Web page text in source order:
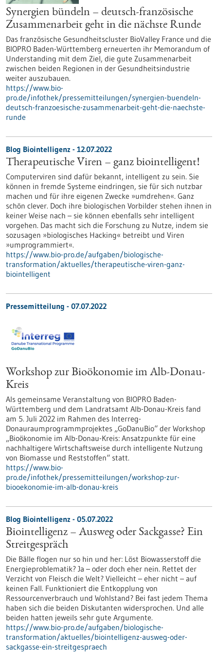
Synergien bündeln – deutsch-französische
Zusammenarbeit geht in die nächste Runde
Das französische Gesundheitscluster BioValley France und die
BIOPRO Baden-Württemberg erneuerten ihr Memorandum of
Understanding mit dem Ziel, die gute Zusammenarbeit
zwischen beiden Regionen in der Gesundheitsindustrie
weiter auszubauen.
https://www.bio-
pro.de/infothek/pressemitteilungen/synergien-buendeln-
deutsch-franzoesische-zusammenarbeit-geht-die-naechste-
runde
Blog Biointelligenz - 12.07.2022
Therapeutische Viren – ganz biointelligent!
Computerviren sind dafür bekannt, intelligent zu sein. Sie
können in fremde Systeme eindringen, sie für sich nutzbar
machen und für ihre eigenen Zwecke »umdrehen«. Ganz
schön clever. Doch ihre biologischen Vorbilder stehen ihnen in
keiner Weise nach – sie können ebenfalls sehr intelligent
vorgehen. Das macht sich die Forschung zu Nutze, indem sie
sozusagen »biologisches Hacking« betreibt und Viren
»umprogrammiert«.
https://www.bio-pro.de/aufgaben/biologische-
transformation/aktuelles/therapeutische-viren-ganz-
biointelligent
Pressemitteilung - 07.07.2022
Workshop zur Bioökonomie im Alb-Donau-
Kreis
Als gemeinsame Veranstaltung von BIOPRO Baden-
Württemberg und dem Landratsamt Alb-Donau-Kreis fand
am 5. Juli 2022 im Rahmen des Interreg-
Donauraumprogrammprojektes „GoDanuBio“ der Workshop
„Bioökonomie im Alb-Donau-Kreis: Ansatzpunkte für eine
nachhaltigere Wirtschaftsweise durch intelligente Nutzung
von Biomasse und Reststoffen“ statt.
https://www.bio-
pro.de/infothek/pressemitteilungen/workshop-zur-
biooekonomie-im-alb-donau-kreis
Blog Biointelligenz - 05.07.2022
Biointelligenz – Ausweg oder Sackgasse? Ein
Streitgespräch
Die Bälle flogen nur so hin und her: Löst Biowasserstoff die
Energieproblematik? Ja – oder doch eher nein. Rettet der
Verzicht von Fleisch die Welt? Vielleicht – eher nicht – auf
keinen Fall. Funktioniert die Entkopplung von
Ressourcenverbrauch und Wohlstand? Bei fast jedem Thema
haben sich die beiden Diskutanten widersprochen. Und alle
beiden hatten jeweils sehr gute Argumente.
https://www.bio-pro.de/aufgaben/biologische-
transformation/aktuelles/biointelligenz-ausweg-oder-
sackgasse-ein-streitgespraech